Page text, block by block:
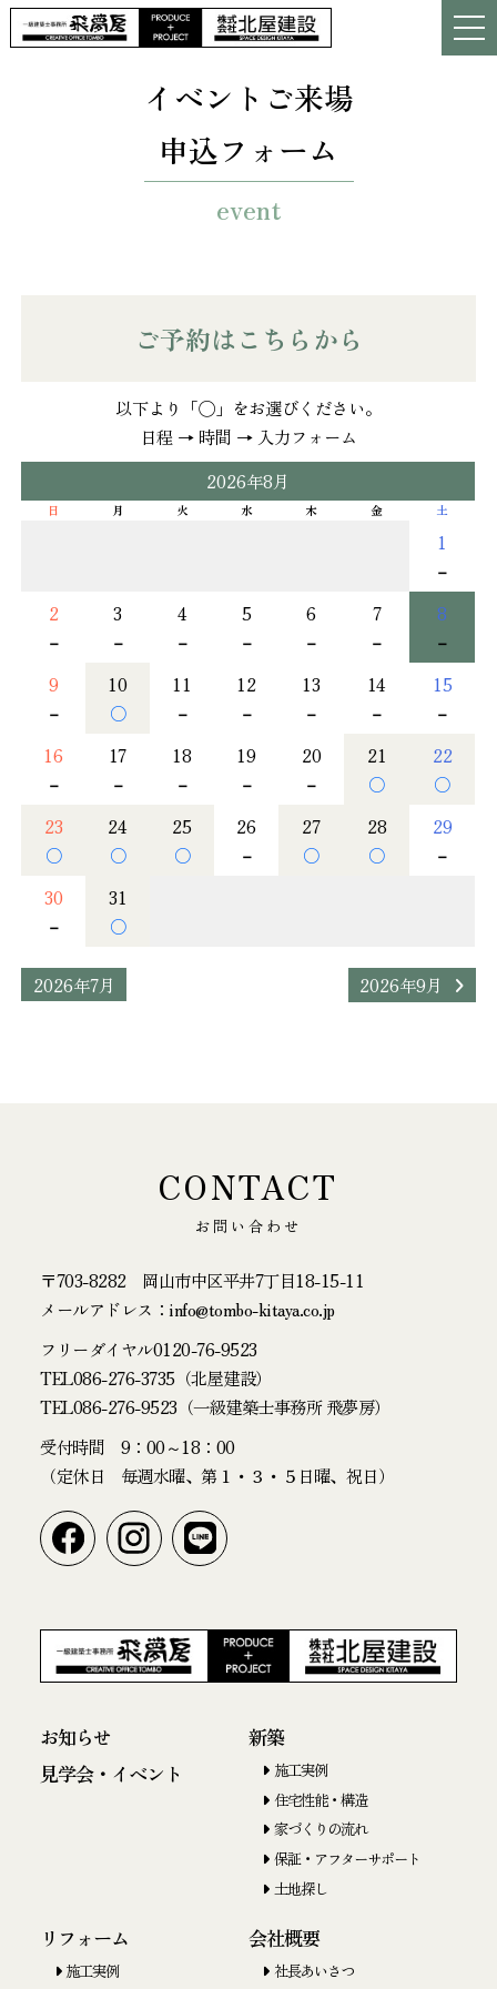
イベントご来場
申込フォーム
event
ご予約はこちらから
以下より「◯」をお選びください。
日程 → 時間 → 入力フォーム
2026年8月
日 月 火 水 木 金 土
1
－
2
－
3
－
4
－
5
－
6
－
7
－
8
－
9
－
10
○
11
－
12
－
13
－
14
－
15
－
16
－
17
－
18
－
19
－
20
－
21
○
22
○
23
○
24
○
25
○
26
－
27
○
28
○
29
－
30
－
31
○
2026年7月 2026年9月
CONTACT
お問い合わせ
〒703-8282 岡山市中区平井7丁目18-15-11
メールアドレス：info@tombo-kitaya.co.jp
フリーダイヤル0120-76-9523
TEL086-276-3735（北屋建設）
TEL086-276-9523（一級建築士事務所 飛夢房）
受付時間 9：00～18：00
（定休日 毎週水曜、第１・３・５日曜、祝日）
お知らせ
見学会・イベント
新築
施工実例
住宅性能・構造
家づくりの流れ
保証・アフターサポート
土地探し
リフォーム
施工実例
会社概要
社長あいさつ